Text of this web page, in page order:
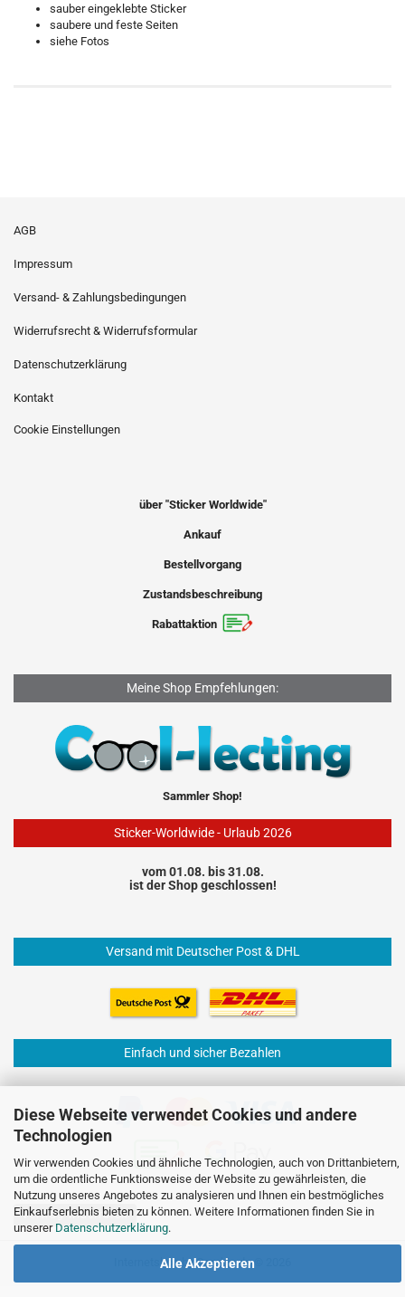
Diese Webseite verwendet Cookies und andere
Technologien
Wir verwenden Cookies und ähnliche Technologien, auch von Drittanbietern,
um die ordentliche Funktionsweise der Website zu gewährleisten, die
Nutzung unseres Angebotes zu analysieren und Ihnen ein bestmögliches
Einkaufserlebnis bieten zu können. Weitere Informationen finden Sie in
unserer Datenschutzerklärung.
Alle Akzeptieren
sauber eingeklebte Sticker
saubere und feste Seiten
siehe Fotos
AGB
Impressum
Versand- & Zahlungsbedingungen
Widerrufsrecht & Widerrufsformular
Datenschutzerklärung
Kontakt
Cookie Einstellungen
über "Sticker Worldwide"
Ankauf
Bestellvorgang
Zustandsbeschreibung
Rabattaktion
Meine Shop Empfehlungen:
Sammler Shop!
Sticker-Worldwide - Urlaub 2026
vom 01.08. bis 31.08.
ist der Shop geschlossen!
Versand mit Deutscher Post & DHL
Einfach und sicher Bezahlen
Vertrag widerrufen
Internetshopby Gambio.de © 2026